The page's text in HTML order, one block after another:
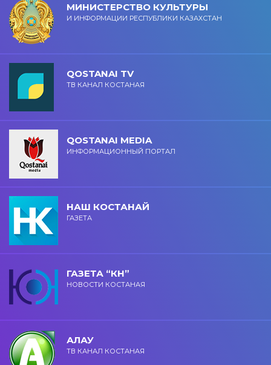
МИНИСТЕРСТВО КУЛЬТУРЫ
И ИНФОРМАЦИИ РЕСПУБЛИКИ КАЗАХСТАН
QOSTANAI TV
ТВ КАНАЛ КОСТАНАЯ
QOSTANAI MEDIA
ИНФОРМАЦИОННЫЙ ПОРТАЛ
НАШ КОСТАНАЙ
ГАЗЕТА
ГАЗЕТА “КН”
НОВОСТИ КОСТАНАЯ
АЛАУ
ТВ КАНАЛ КОСТАНАЯ